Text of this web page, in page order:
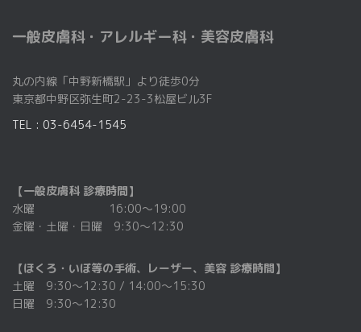
一般皮膚科・アレルギー科・美容皮膚科
丸の内線「中野新橋駅」より徒歩0分
東京都中野区弥生町2-23-3松屋ビル3F
TEL : 03-6454-1545
【一般皮膚科 診療時間】
水曜 16:00～19:00
金曜・土曜・日曜 9:30～12:30
【ほくろ・いぼ等の手術、レーザー、美容 診療時間】
土曜 9:30〜12:30 / 14:00～15:30
日曜 9:30〜12:30